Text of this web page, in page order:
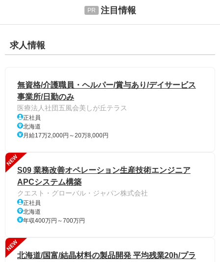
注目情報
求人情報
無資格/介護職員・ヘルパー/賞与あり/デイサービス
事業所/日勤のみ
医療法人社団五風会美しが丘テラス
正社員
北海道
月給17万2,000円～20万8,000円
NEW
S09 業務改善オペレーション生産技術エンジニア
APCシステム構築
クエスト・グローバル・ジャパン株式会社
正社員
北海道
年収400万円～700万円
NEW
北海道/国富/結晶材料の製品開発 平均残業20h/プラ